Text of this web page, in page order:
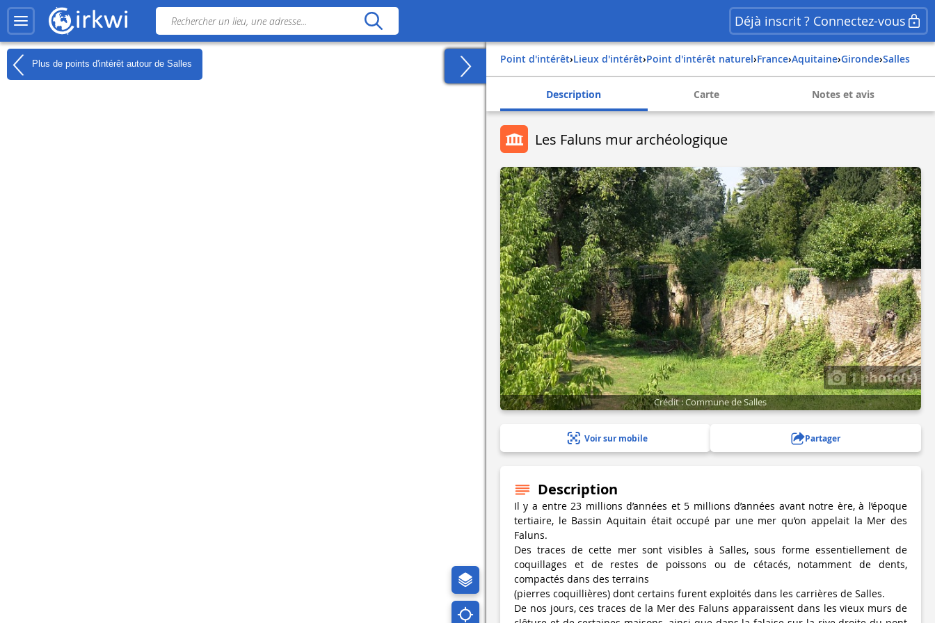
Déjà inscrit ? Connectez-vous
Plus de points d'intérêt autour de Salles Point d'intérêt› Lieux d'intérêt› Point d'intérêt naturel› france› aquitaine› gironde› salles
Description Carte Notes et avis
Les Faluns mur archéologique
1 photo(s)
Crédit : Commune de Salles
Voir sur mobile Partager
Description
Il y a entre 23 millions d’années et 5 millions d’années avant notre ère, à l’époque
tertiaire, le Bassin Aquitain était occupé par une mer qu’on appelait la Mer des
Faluns.
Des traces de cette mer sont visibles à Salles, sous forme essentiellement de
coquillages et de restes de poissons ou de cétacés, notamment de dents,
compactés dans des terrains
(pierres coquillières) dont certains furent exploités dans les carrières de Salles.
De nos jours, ces traces de la Mer des Faluns apparaissent dans les vieux murs de